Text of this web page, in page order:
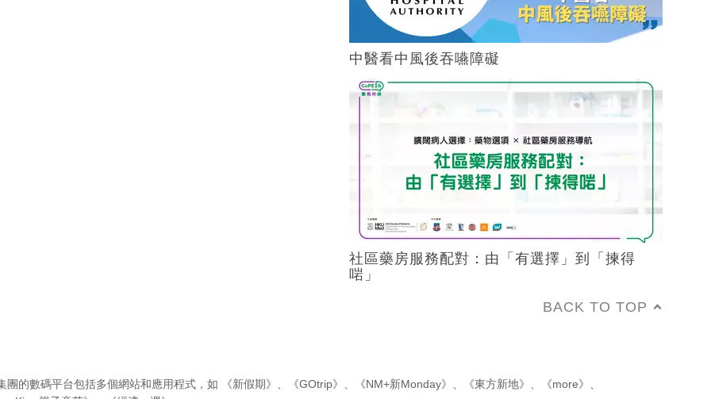
中醫看中風後吞嚥障礙
社區藥房服務配對：由「有選擇」到「揀得
啱」
BACK TO TOP
團的數碼平台包括多個網站和應用程式，如 《新假期》 、 《GOtrip》 、 《NM+新Monday》 、 《東方新地》 、 《more》 、